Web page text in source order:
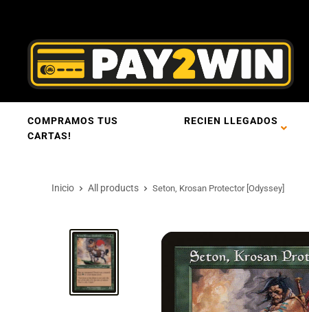
COMPRAMOS TUS
CARTAS!
RECIEN LLEGADOS
Inicio All products Seton, Krosan Protector [Odyssey]